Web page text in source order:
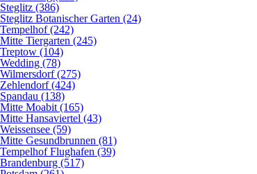
Steglitz (386)
Steglitz Botanischer Garten (24)
Tempelhof (242)
Mitte Tiergarten (245)
Treptow (104)
Wedding (78)
Wilmersdorf (275)
Zehlendorf (424)
Spandau (138)
Mitte Moabit (165)
Mitte Hansaviertel (43)
Weissensee (59)
Mitte Gesundbrunnen (81)
Tempelhof Flughafen (39)
Brandenburg (517)